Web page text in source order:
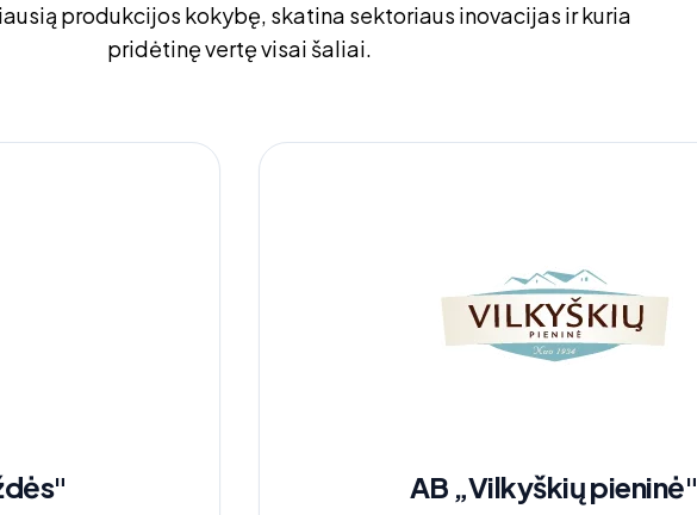
produkcijos kokybę, skatina sektoriaus inovacijas ir kuria
pridėtinę vertę visai šaliai.
AB „Vilkyškių pieninė"